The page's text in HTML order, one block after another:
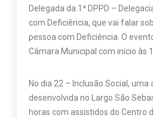
Delegada da 1ª DPPD –
com Deficiência, que vai falar
pessoa com Deficiência. O
Câmara Municipal com início às
No dia 22 – Inclusão Social, uma
desenvolvida no Largo São
horas com assistidos do Centro